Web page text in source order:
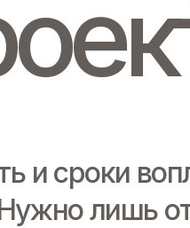
и сроки
лишь